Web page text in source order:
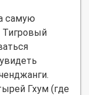
самую
Гхум (где